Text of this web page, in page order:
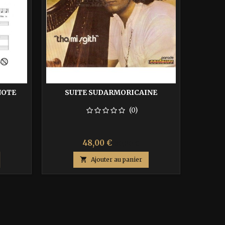
SUITE SUDARMORICAINE
(0)
Prix
48,00 €
base
 Ajouter au panier